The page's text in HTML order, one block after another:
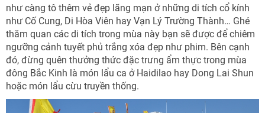
như càng tô thêm vẻ đẹp lãng mạn ở những di tích cổ kính
như Cố Cung, Di Hòa Viên hay Vạn Lý Trường Thành… Ghé
thăm quan các di tích trong mùa này bạn sẽ được để chiêm
ngưỡng cảnh tuyết phủ trắng xóa đẹp như phim. Bên cạnh
đó, đừng quên thưởng thức đặc trưng ẩm thực trong mùa
đông Bắc Kinh là món lẩu ca ở Haidilao hay Dong Lai Shun
hoặc món lẩu cừu truyền thống.